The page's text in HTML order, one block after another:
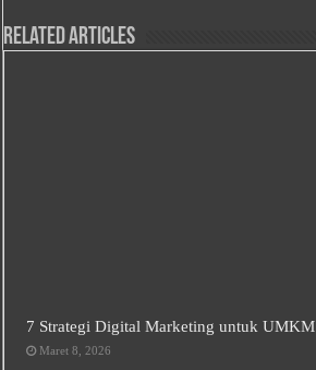
Related Articles
7 Strategi Digital Marketing untuk UMKM
Maret 8, 2026